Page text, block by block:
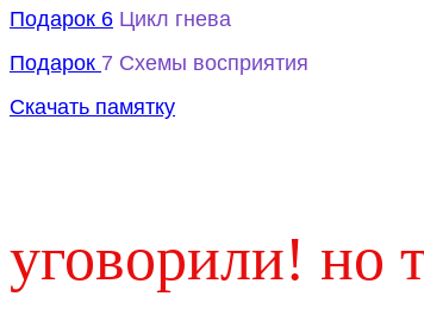
Подарок 6 Цикл гнева
Подарок 7 Схемы восприятия
Скачать памятку
уговорили! но